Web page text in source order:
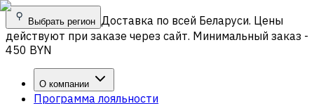
Выбрать регион Доставка по всей Беларуси. Цены
действуют при заказе через сайт. Минимальный заказ -
450 BYN
О компании
Программа лояльности